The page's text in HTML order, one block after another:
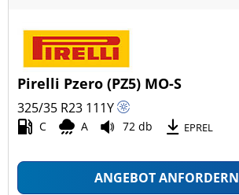
Pirelli Pzero (PZ5) MO-S
325/35 R23 111Y
C A 72 db EPREL
ANGEBOT ANFORDERN